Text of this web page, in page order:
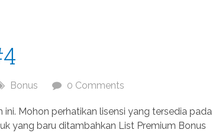
Bonus 0 Comments
Mohon perhatikan lisensi yang tersedia pada
yang baru ditambahkan List Premium Bonus